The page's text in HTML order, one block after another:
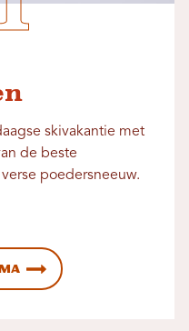
skivakantie met
de beste
poedersneeuw.